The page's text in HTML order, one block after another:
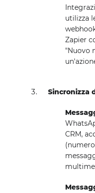
utilizza
Zapier
"Nuovo
Sincronizza
CRM,